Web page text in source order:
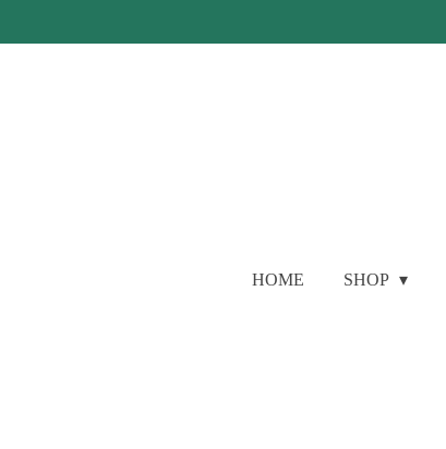
direct
HOME SHOP